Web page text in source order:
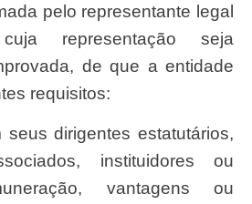
representação seja
de que a entidade
requisitos:
instituidores ou
vantagens ou